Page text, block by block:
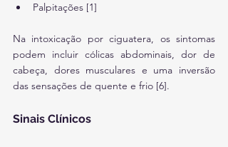
Palpitações [1]
Na intoxicação por ciguatera, os sintomas
podem incluir cólicas abdominais, dor de
cabeça, dores musculares e uma inversão
das sensações de quente e frio [6].
Sinais Clínicos